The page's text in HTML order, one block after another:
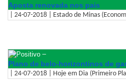
Aposta renovada nos pais
| 24-07-2018 | Estado de Minas
–
Plano de belo-horizontinos de
| 24-07-2018 | Hoje em Dia (Primeiro